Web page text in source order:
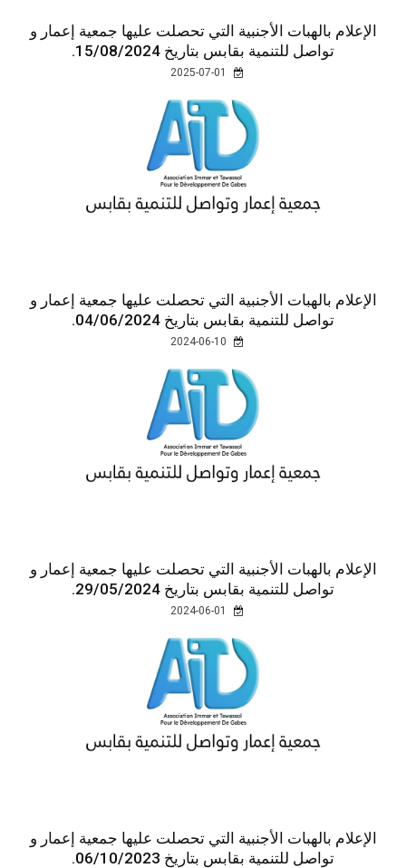
الإعلام بالهبات الأجنبية التي تحصلت عليها جمعية إعمار و
تواصل للتنمية بقابس بتاريخ 15/08/2024.
الإعلام بالهبات الأجنبية التي تحصلت عليها جمعية إعمار و
تواصل للتنمية بقابس بتاريخ 04/06/2024.
الإعلام بالهبات الأجنبية التي تحصلت عليها جمعية إعمار و
تواصل للتنمية بقابس بتاريخ 29/05/2024.
الإعلام بالهبات الأجنبية التي تحصلت عليها جمعية إعمار و
تواصل للتنمية بقابس بتاريخ 06/10/2023.